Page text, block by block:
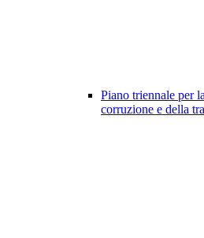
Piano triennale per
corruzione e della